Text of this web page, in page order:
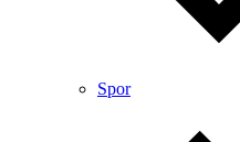
Spor